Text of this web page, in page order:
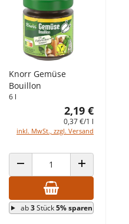
Knorr Gemüse
Bouillon
6 l
2,19 €
0,37 €/1 l
inkl. MwSt., zzgl. Versand
ANZAHL VERRINGERNANZAHL
ab3Stück5% sparen